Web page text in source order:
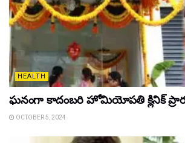
HEALTH
ఘ‌నంగా కాదంబ‌రి హోమియోపతి క్లినిక్
OCTOBER 5, 2024